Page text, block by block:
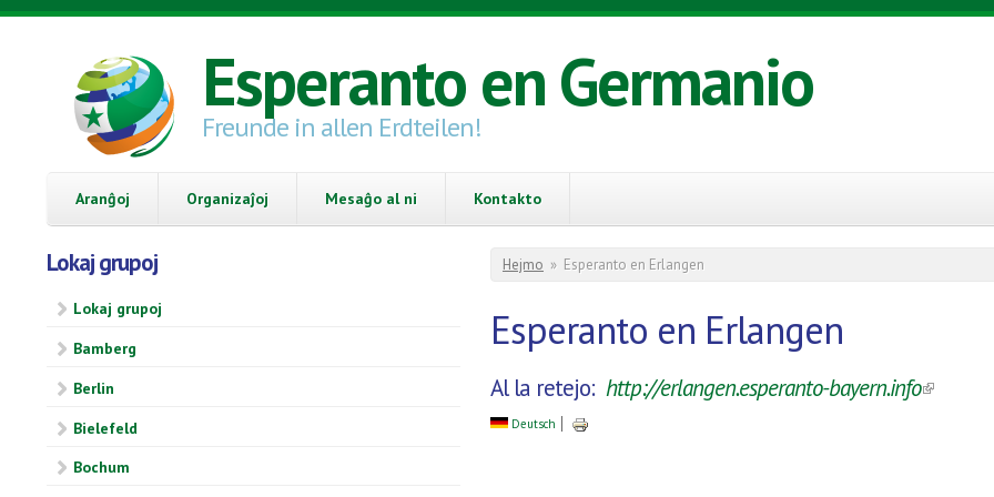
Skip to main content
Esperanto en Germanio
Freunde in allen Erdteilen!
Aranĝoj Organizaĵoj Mesaĝo al ni Kontakto
Lokaj grupoj
Lokaj grupoj
Bamberg
Berlin
Bielefeld
Bochum
You are here
Hejmo » Esperanto en Erlangen
Esperanto en Erlangen
Al la retejo: http://erlangen.esperanto-bayern.info(link is
Deutsch